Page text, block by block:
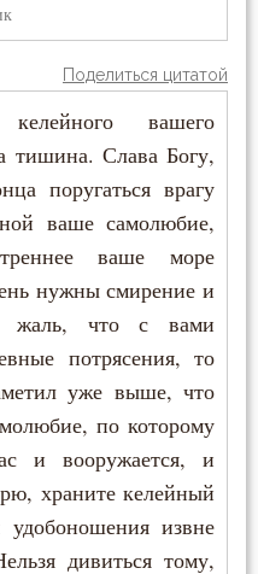
Поделиться цитатой
вашего
тишина. Слава Богу,
поругаться врагу
ваше самолюбие,
ваше море
нужны смирение и
жаль, что с вами
потрясения, то
уже выше, что
по которому
и вооружается, и
храните келейный
извне
дивиться тому,